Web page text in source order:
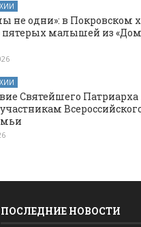
не одни»: в Покровском
пятерых малышей из
Святейшего Патриарха
ПОСЛЕДНИЕ НОВОСТИ